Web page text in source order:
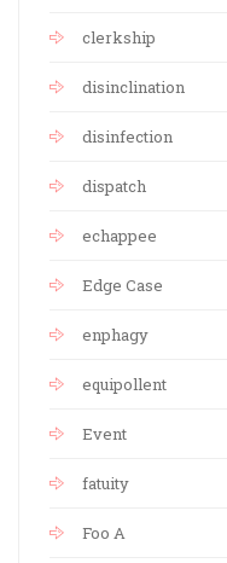
clerkship
disinclination
disinfection
dispatch
echappee
Edge Case
enphagy
equipollent
Event
fatuity
Foo A